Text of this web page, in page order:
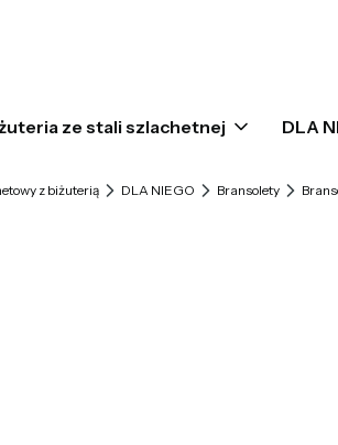
ze stali szlachetnej DLA
z biżuterią DLA NIEGO Bransolety